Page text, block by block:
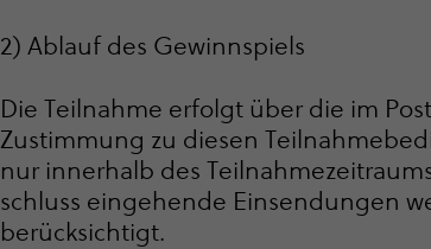
2) Ablauf des Gewinnspiels
Die Teilnahme erfolgt über die im
Zustimmung zu diesen
nur innerhalb des
schluss eingehende Einsendungen
berücksichtigt.